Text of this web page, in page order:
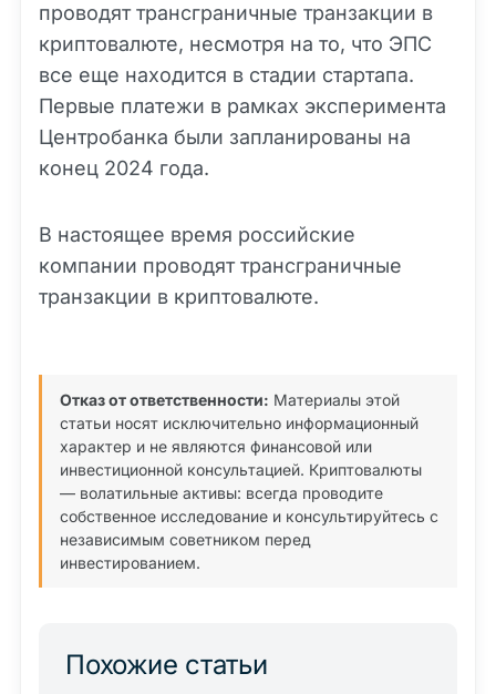
проводят трансграничные транзакции в
криптовалюте, несмотря на то, что ЭПС
все еще находится в стадии стартапа.
Первые платежи в рамках эксперимента
Центробанка были запланированы на
конец 2024 года.
В настоящее время российские
компании проводят трансграничные
транзакции в криптовалюте.
Отказ от ответственности: Материалы этой
статьи носят исключительно информационный
характер и не являются финансовой или
инвестиционной консультацией. Криптовалюты
— волатильные активы: всегда проводите
собственное исследование и консультируйтесь с
независимым советником перед
инвестированием.
Похожие статьи